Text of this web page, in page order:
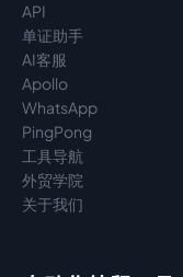
API
单证助手
AI客服
Apollo
WhatsApp
PingPong
工具导航
外贸学院
关于我们